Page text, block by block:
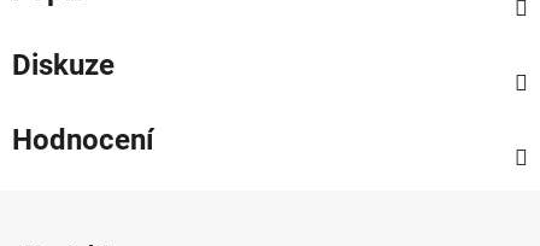
Diskuze
Hodnocení